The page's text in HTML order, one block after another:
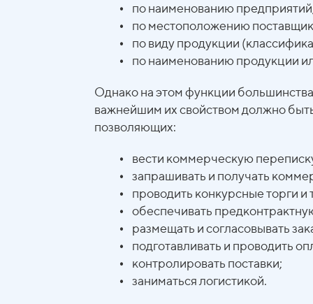
• по наименованию
• по местоположению
• по виду продукции
• по наименованию продукции
Однако на этом функции
важнейшим их свойством должно
позволяющих:
• вести коммерческую
• запрашивать и получать
• проводить конкурсные торги и
• обеспечивать
• размещать и согласовывать
• подготавливать и проводить
• контролировать поставки;
• заниматься логистикой.